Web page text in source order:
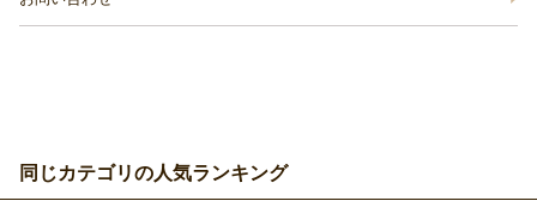
同じカテゴリの人気ランキング